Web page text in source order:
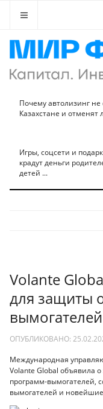
Почему автолизинг не
Казахстане и отменят
Игры, соцсети и
крадут деньги
детей ...
Volante
для защиты
вымогателей
ОПУБЛИКОВАНО:
Международная
Volante Global объявила
программ-вымогателей,
вымогателей и